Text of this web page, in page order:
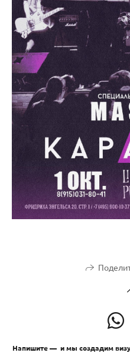
Напишите — и мы создадим